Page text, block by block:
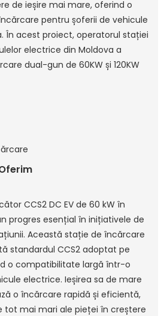
de ieșire mai mare, oferind o
pentru șoferii de vehicule
În acest proiect, operatorul stației
electrice din Moldova a
dual-gun de 60KW și 120KW
CCS2 DC EV de 60 kW în
progres esențial în inițiativele de
Această stație de încărcare
standardul CCS2 adoptat pe
o compatibilitate largă într-o
electrice. Ieșirea sa de mare
o încărcare rapidă și eficientă,
tot mai mari ale pieței în creștere